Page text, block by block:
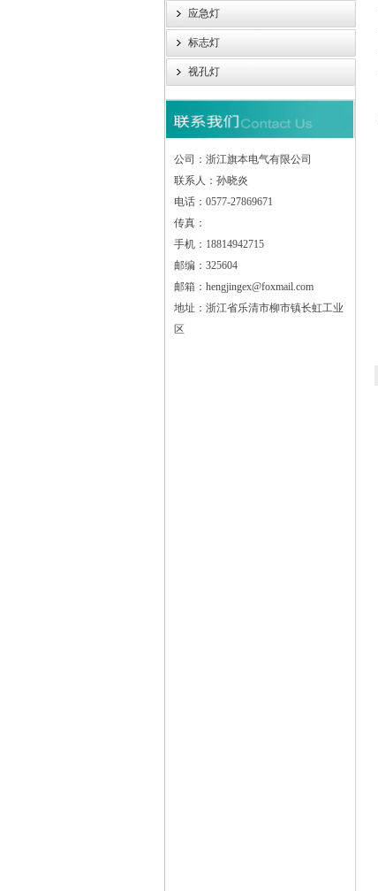
应急灯
标志灯
视孔灯
公司：浙江旗本电气有限公司
联系人：孙晓炎
电话：0577-27869671
传真：
手机：18814942715
邮编：325604
邮箱：hengjingex@foxmail.com
地址：浙江省乐清市柳市镇长虹工业
区